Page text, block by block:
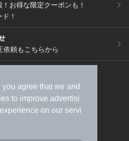
agree that we and
to improve advertisi
on our servi
お得な限定クーポンも！
！
依頼もこちらから
請求）
広告出稿のご案内
スタイルMEMBERS+規約
く表記
ヘルプ
採用情報